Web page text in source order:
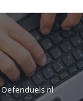
Oefenduels.nl